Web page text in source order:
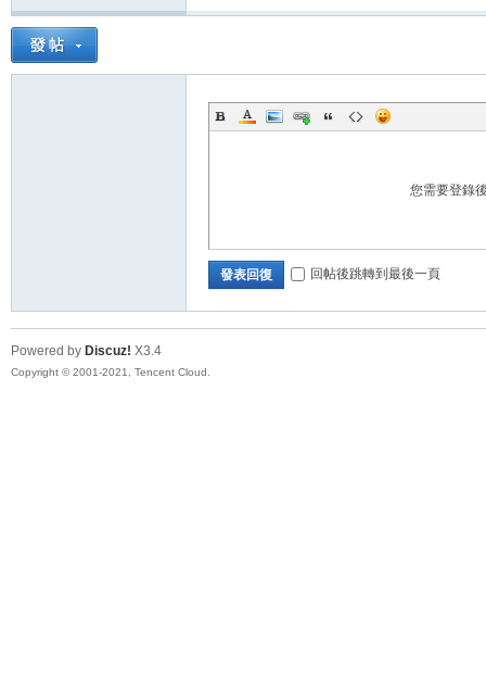
您需要登錄
發表回復 回帖後跳轉到最後一頁
Powered by Discuz! X3.4
Copyright © 2001-2021, Tencent Cloud.